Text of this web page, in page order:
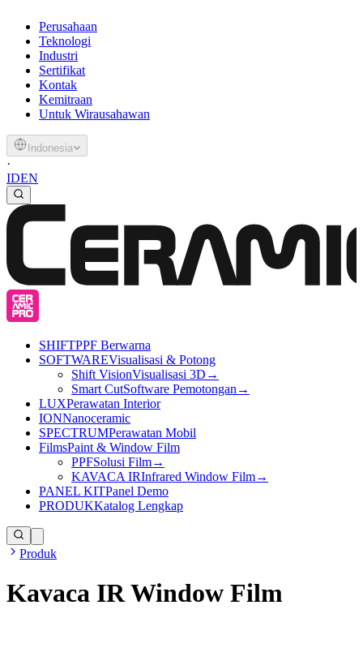
Perusahaan
Teknologi
Industri
Sertifikat
Kontak
Kemitraan
Untuk Wirausahawan
Indonesia
·
IDEN
SHIFTPPF Berwarna
SOFTWAREVisualisasi & Potong
Shift VisionVisualisasi 3D →
Smart CutSoftware Pemotongan →
LUXPerawatan Interior
IONNanoceramic
SPECTRUMPerawatan Mobil
FilmsPaint & Window Film
PPFSolusi Film→
KAVACA IRInfrared Window Film→
PANEL KITPanel Demo
PRODUKKatalog Lengkap
Produk
Kavaca IR Window Film